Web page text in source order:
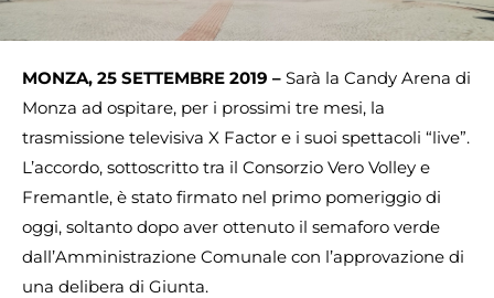
MONZA, 25 SETTEMBRE 2019 – Sarà la Candy Arena di
Monza ad ospitare, per i prossimi tre mesi, la
trasmissione televisiva X Factor e i suoi spettacoli “live”.
L’accordo, sottoscritto tra il Consorzio Vero Volley e
Fremantle, è stato firmato nel primo pomeriggio di
oggi, soltanto dopo aver ottenuto il semaforo verde
dall’Amministrazione Comunale con l’approvazione di
una delibera di Giunta.